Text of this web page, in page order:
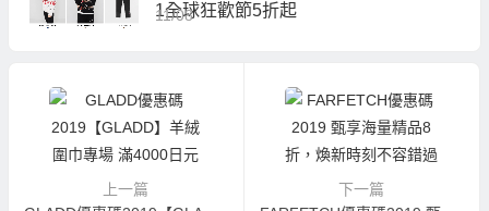
1全球狂歡節5折起
11/08
上一篇
下一篇